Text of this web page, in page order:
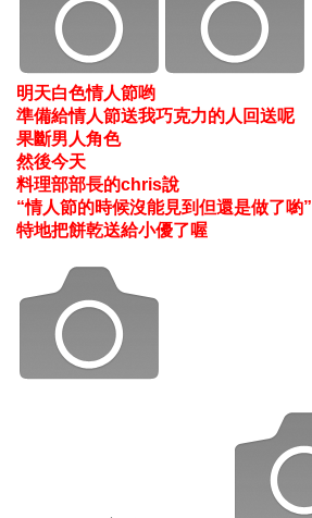
明天白色情人節哟
準備給情人節送我巧克力的人回送呢
果斷男人角色
然後今天
料理部部長的chris說
“情人節的時候沒能見到但還是做了喲”
特地把餅乾送給小優了喔